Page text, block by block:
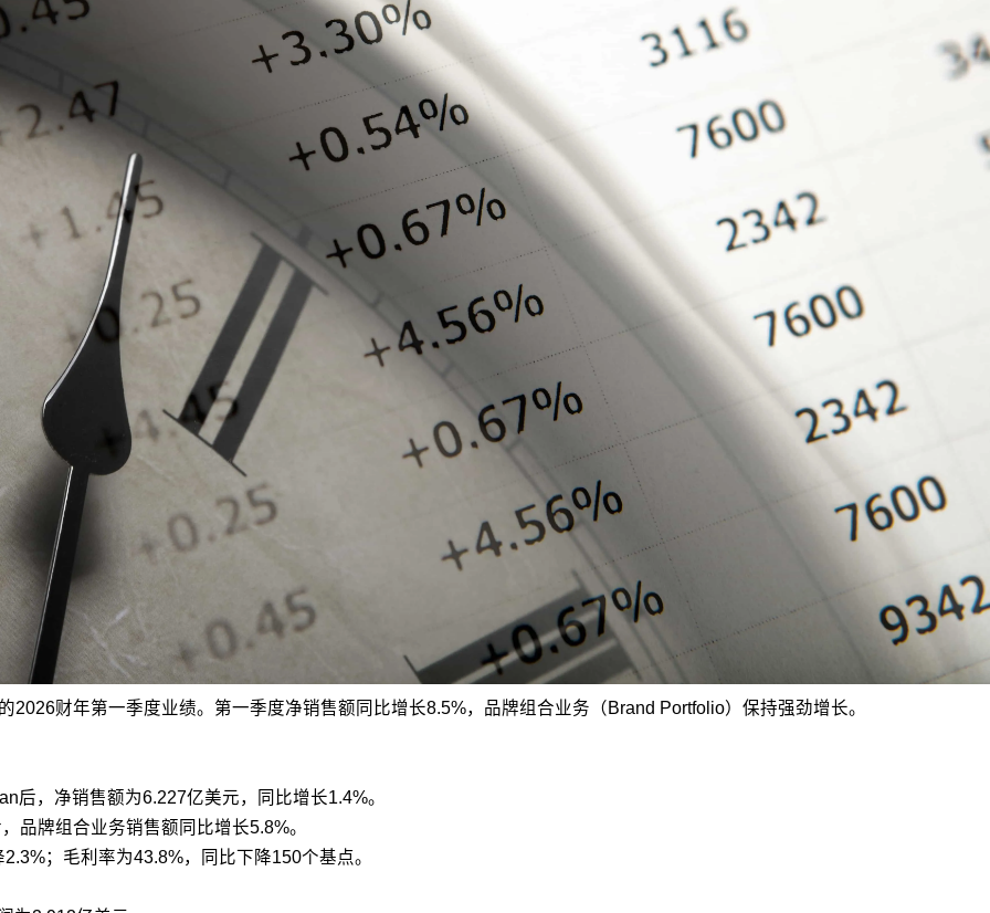
财年第一季度业绩。第一季度净销售额同比增长8.5%，品牌组合业务（Brand Portfolio）保持强劲增长。
，净销售额为6.227亿美元，同比增长1.4%。
品牌组合业务销售额同比增长5.8%。
；毛利率为43.8%，同比下降150个基点。